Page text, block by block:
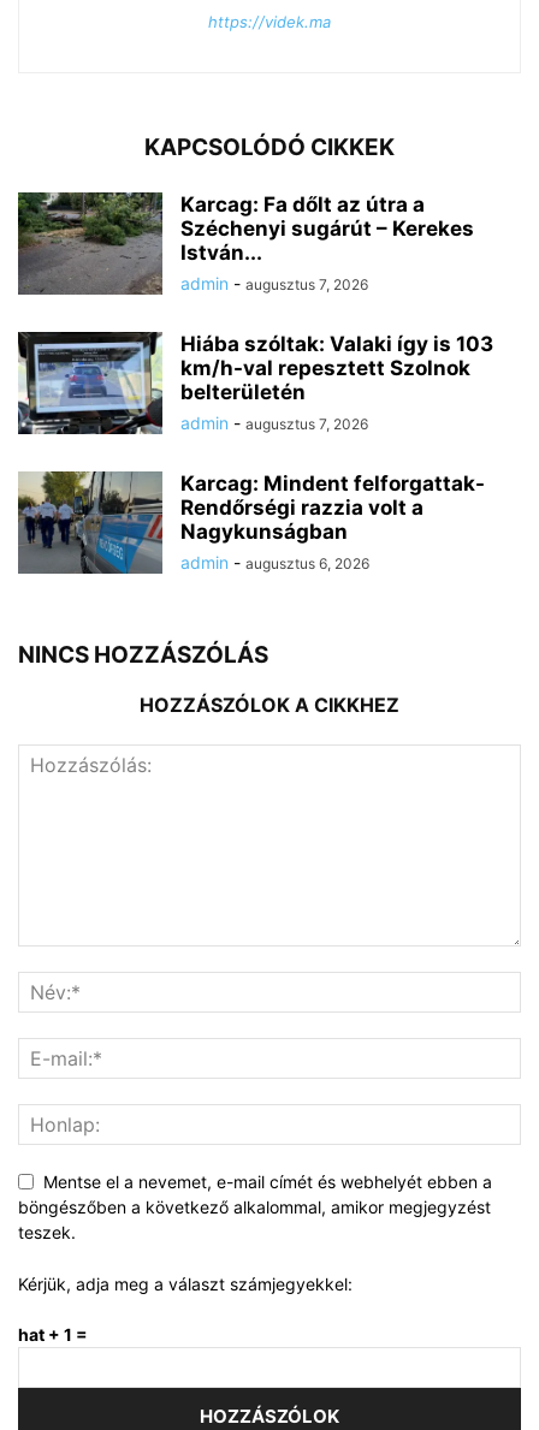
https://videk.ma
KAPCSOLÓDÓ CIKKEK
Karcag: Fa dőlt az útra a
Széchenyi sugárút – Kerekes
István...
admin - augusztus 7, 2026
Hiába szóltak: Valaki így is 103
km/h-val repesztett Szolnok
belterületén
admin - augusztus 7, 2026
Karcag: Mindent felforgattak-
Rendőrségi razzia volt a
Nagykunságban
admin - augusztus 6, 2026
NINCS HOZZÁSZÓLÁS
HOZZÁSZÓLOK A CIKKHEZ
Mentse el a nevemet, e-mail címét és webhelyét ebben a
böngészőben a következő alkalommal, amikor megjegyzést
teszek.
Kérjük, adja meg a választ számjegyekkel:
hat + 1 =